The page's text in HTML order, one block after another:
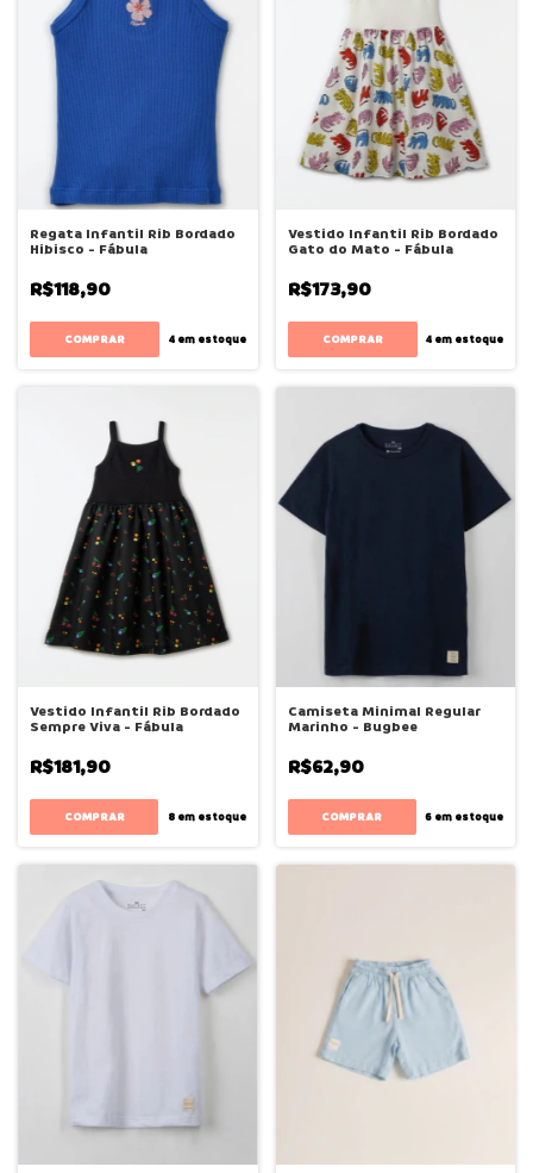
Regata Infantil Rib Bordado
Hibisco - Fábula
R$118,90
COMPRAR 4em estoque
Vestido Infantil Rib Bordado
Gato do Mato - Fábula
R$173,90
COMPRAR 4 em estoque
Vestido Infantil Rib Bordado
Sempre Viva - Fábula
R$181,90
COMPRAR 8em estoque
Camiseta Minimal Regular
Marinho - Bugbee
R$62,90
COMPRAR 6 em estoque